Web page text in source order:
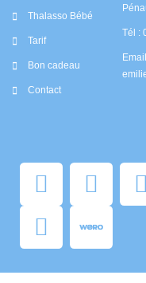
Thalasso Bébé
Tarif
Bon cadeau
Contact
Tél :
C
c
-
v
i
C
c
-
m
a
A
m
C
c
-
s
t